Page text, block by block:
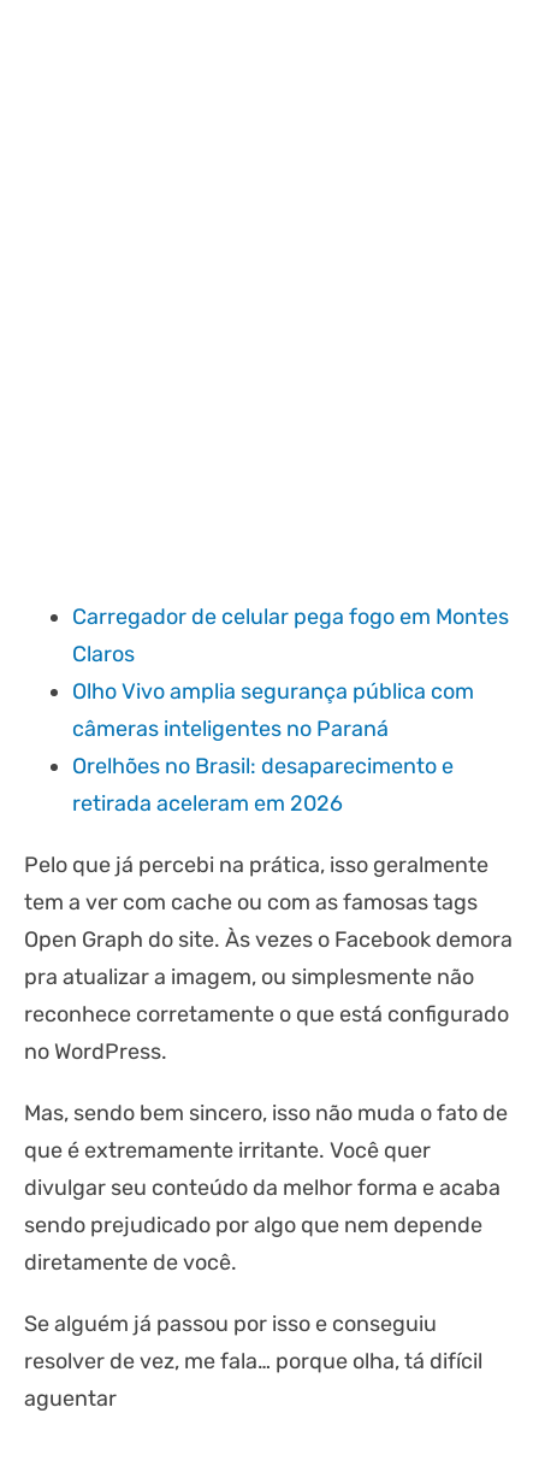
Carregador de celular pega fogo em Montes
Claros
Olho Vivo amplia segurança pública com
câmeras inteligentes no Paraná
Orelhões no Brasil: desaparecimento e
retirada aceleram em 2026
Pelo que já percebi na prática, isso geralmente
tem a ver com cache ou com as famosas tags
Open Graph do site. Às vezes o Facebook demora
pra atualizar a imagem, ou simplesmente não
reconhece corretamente o que está configurado
no WordPress.
Mas, sendo bem sincero, isso não muda o fato de
que é extremamente irritante. Você quer
divulgar seu conteúdo da melhor forma e acaba
sendo prejudicado por algo que nem depende
diretamente de você.
Se alguém já passou por isso e conseguiu
resolver de vez, me fala… porque olha, tá difícil
aguentar